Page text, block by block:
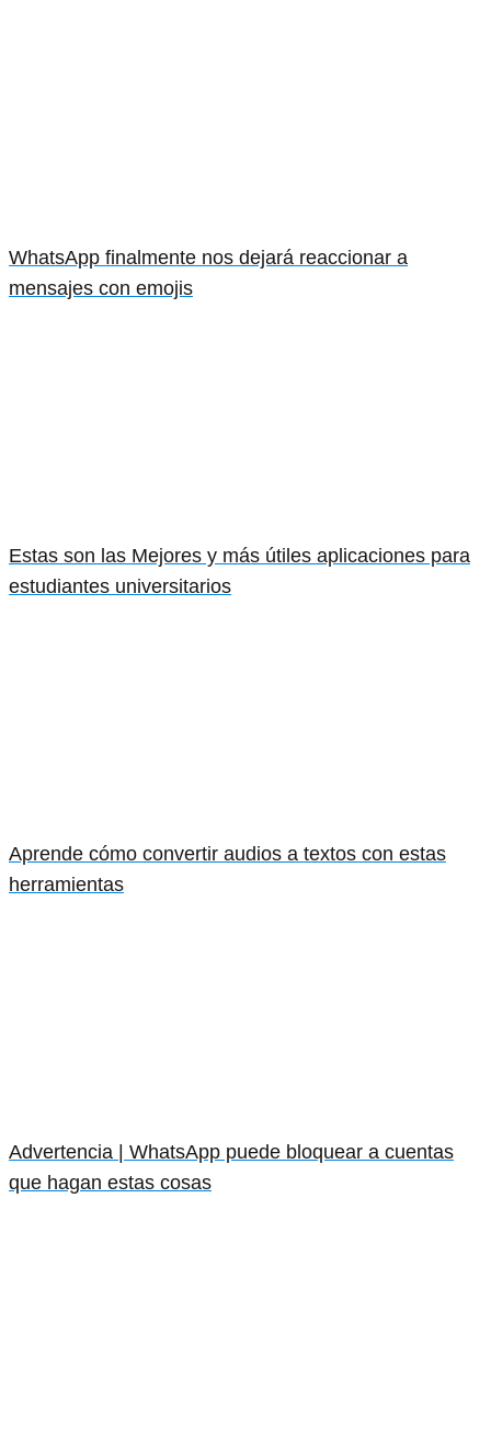
WhatsApp finalmente nos dejará reaccionar a
mensajes con emojis
Estas son las Mejores y más útiles aplicaciones para
estudiantes universitarios
Aprende cómo convertir audios a textos con estas
herramientas
Advertencia | WhatsApp puede bloquear a cuentas
que hagan estas cosas